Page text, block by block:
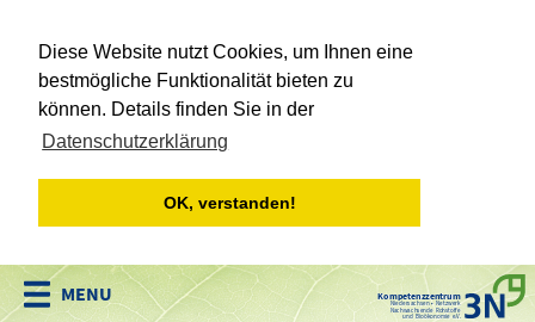
Diese Website nutzt Cookies, um Ihnen eine
bestmögliche Funktionalität bieten zu
können. Details finden Sie in der
Datenschutzerklärung
OK, verstanden!
Kompetenzzentrum
Niedersachsen • Netzwerk
Nachwachsende Rohstoffe
und Bioökonomie e.V.